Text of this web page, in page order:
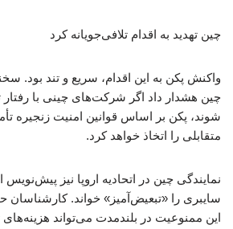
چین تهدید به اقدام تلافی‌جویانه کرد
واکنش پکن به این اقدام، سریع و تند بود.
چین هشدار داد اگر شرکت‌های چینی با رفتار
شوند، پکن بر اساس قوانین امنیت زنجیره
متقابلی را اتخاذ خواهد کرد.
نمایندگی چین در اتحادیه اروپا نیز پیش‌نویس
سایبری را «تبعیض‌آمیز» خواند. کارشناسان
این ممنوعیت در بلندمدت می‌تواند هزینه‌های